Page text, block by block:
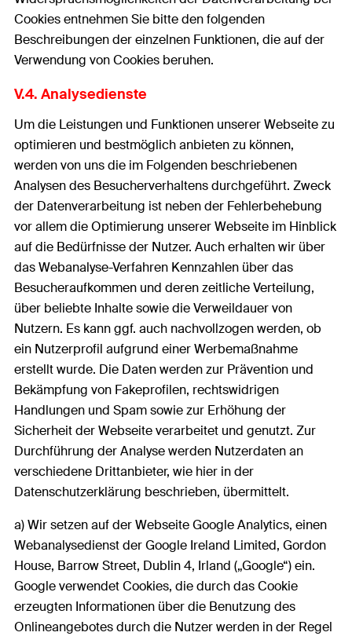
Cookies entnehmen Sie bitte den folgenden
Beschreibungen der einzelnen Funktionen, die auf der
Verwendung von Cookies beruhen.
V.4. Analysedienste
Um die Leistungen und Funktionen unserer Webseite zu
optimieren und bestmöglich anbieten zu können,
werden von uns die im Folgenden beschriebenen
Analysen des Besucherverhaltens durchgeführt. Zweck
der Datenverarbeitung ist neben der Fehlerbehebung
vor allem die Optimierung unserer Webseite im Hinblick
auf die Bedürfnisse der Nutzer. Auch erhalten wir über
das Webanalyse-Verfahren Kennzahlen über das
Besucheraufkommen und deren zeitliche Verteilung,
über beliebte Inhalte sowie die Verweildauer von
Nutzern. Es kann ggf. auch nachvollzogen werden, ob
ein Nutzerprofil aufgrund einer Werbemaßnahme
erstellt wurde. Die Daten werden zur Prävention und
Bekämpfung von Fakeprofilen, rechtswidrigen
Handlungen und Spam sowie zur Erhöhung der
Sicherheit der Webseite verarbeitet und genutzt. Zur
Durchführung der Analyse werden Nutzerdaten an
verschiedene Drittanbieter, wie hier in der
Datenschutzerklärung beschrieben, übermittelt.
a) Wir setzen auf der Webseite Google Analytics, einen
Webanalysedienst der Google Ireland Limited, Gordon
House, Barrow Street, Dublin 4, Irland („Google“) ein.
Google verwendet Cookies, die durch das Cookie
erzeugten Informationen über die Benutzung des
Onlineangebotes durch die Nutzer werden in der Regel